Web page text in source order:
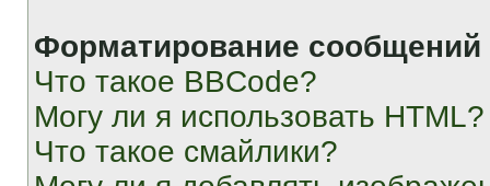
Форматирование
Что такое BBCode?
Могу ли я использовать HTML?
Что такое смайлики?